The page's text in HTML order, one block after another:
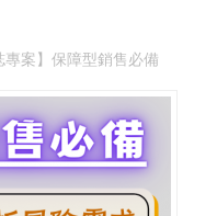
專案】保障型銷售必備